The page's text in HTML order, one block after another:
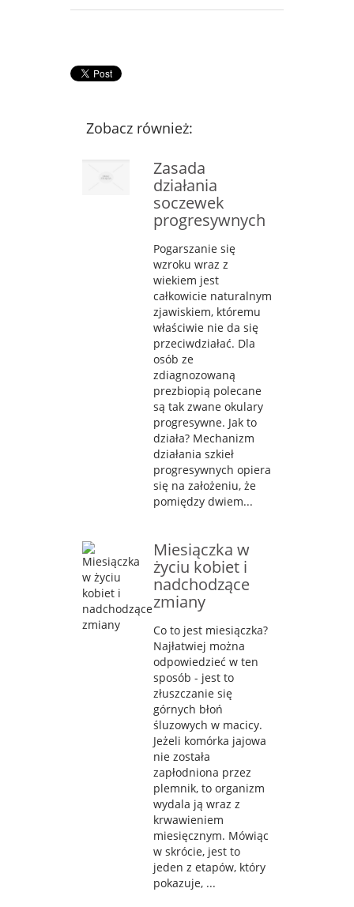
Zobacz również:
Zasada
działania
soczewek
progresywnych
Pogarszanie się
wzroku wraz z
wiekiem jest
całkowicie naturalnym
zjawiskiem, któremu
właściwie nie da się
przeciwdziałać. Dla
osób ze
zdiagnozowaną
prezbiopią polecane
są tak zwane okulary
progresywne. Jak to
działa? Mechanizm
działania szkieł
progresywnych opiera
się na założeniu, że
pomiędzy dwiem...
Miesiączka w
życiu kobiet i
nadchodzące
zmiany
Co to jest miesiączka?
Najłatwiej można
odpowiedzieć w ten
sposób - jest to
złuszczanie się
górnych błoń
śluzowych w macicy.
Jeżeli komórka jajowa
nie została
zapłodniona przez
plemnik, to organizm
wydala ją wraz z
krwawieniem
miesięcznym. Mówiąc
w skrócie, jest to
jeden z etapów, który
pokazuje, ...